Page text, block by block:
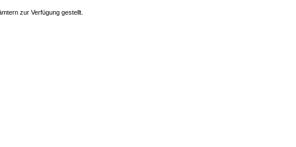
zur Verfügung gestellt.